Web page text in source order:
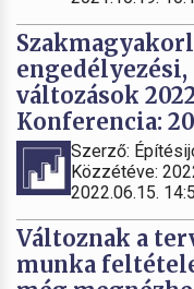
engedélyezési,
változások
Konferencia:
Szerző:
Közzétéve:
2022.06.15.
Változnak a
munka